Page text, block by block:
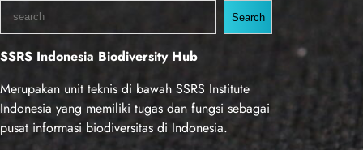
a
r
c
h
Search
SSRS Indonesia Biodiversity Hub
Merupakan unit teknis di bawah SSRS Institute
Indonesia yang memiliki tugas dan fungsi sebagai
pusat informasi biodiversitas di Indonesia.